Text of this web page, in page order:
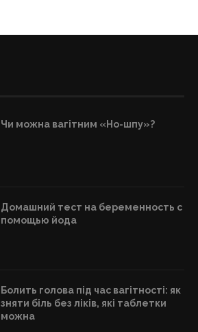
Чи можна вагітним «Но-шпу»?
Домашний тест на беременность с
помощью йода
Болить голова під час вагітності: як
зняти біль без ліків, які таблетки
можна